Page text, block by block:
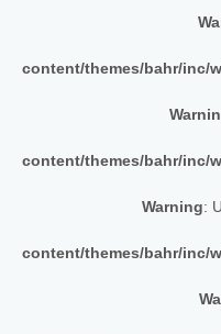
content/themes/bahr/inc/
content/themes/bahr/inc/
Warning:
content/themes/bahr/inc/